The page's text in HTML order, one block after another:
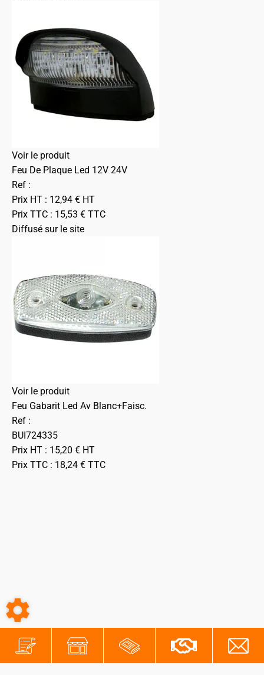
Voir le produit
Feu De Plaque Led 12V 24V
Ref :
Prix HT : 12,94 € HT
Prix TTC : 15,53 € TTC
Diffusé sur le site
Voir le produit
Feu Gabarit Led Av Blanc+Faisc.
Ref :
BUI724335
Prix HT : 15,20 € HT
Prix TTC : 18,24 € TTC